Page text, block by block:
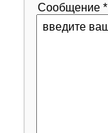
Сообщение *